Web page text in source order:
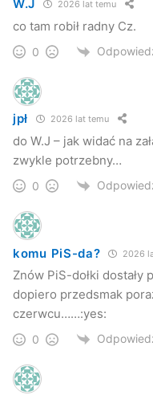
mieszkańców Niepli –
Przepisy, przepisy,
Obie strony swoje
prawa. Gmina
W.J 2026 lat temu
co tam robił radny Cz.
0
jpł 2026 lat temu
do W.J – jak widać na
zwykle potrzebny…
0
komu PiS-da? 2026
Znów PiS-dołki
dopiero przedsmak
czerwcu……:yes:
0